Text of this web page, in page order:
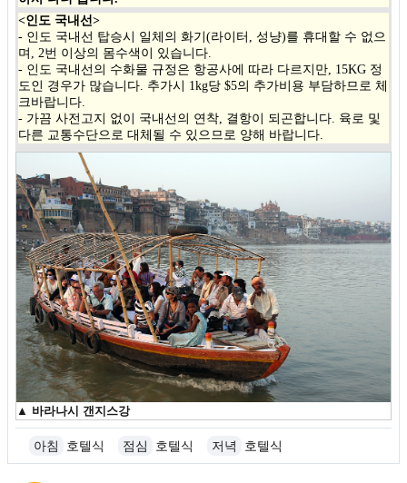
<인도 국내선>
- 인도 국내선 탑승시 일체의 화기(라이터, 성냥)를 휴대할 수 없으
며, 2번 이상의 몸수색이 있습니다.
- 인도 국내선의 수화물 규정은 항공사에 따라 다르지만, 15KG 정
도인 경우가 많습니다. 추가시 1kg당 $5의 추가비용 부담하므로 체
크바랍니다.
- 가끔 사전고지 없이 국내선의 연착, 결항이 되곤합니다. 육로 및
다른 교통수단으로 대체될 수 있으므로 양해 바랍니다.
▲ 바라나시 갠지스강
아침 호텔식 점심 호텔식 저녁 호텔식